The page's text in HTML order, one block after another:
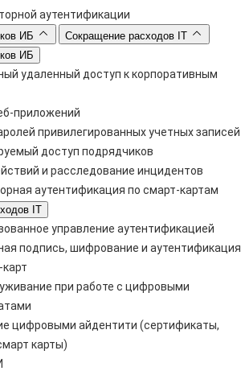
аутентификации
ИБ
Сокращение расходов IT
ИБ
удаленный доступ к корпоративным
приложений
привилегированных учетных записей
доступ подрядчиков
и расследование инцидентов
аутентификация по смарт-картам
IT
управление аутентификацией
подпись, шифрование и аутентификация
при работе с цифровыми
цифровыми айдентити (сертификаты,
карты)